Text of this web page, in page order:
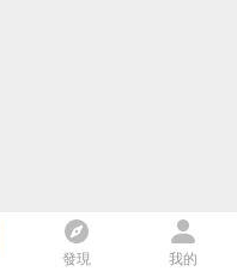
發現 我的